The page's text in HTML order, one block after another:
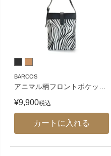
BARCOS
アニマル柄フロントポケッ
¥9,900税込
カートに入れる